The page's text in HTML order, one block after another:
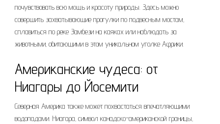
почувствовать всю мощь и красоту природы. Здесь можно
совершить захватывающие прогулки по подвесным мостам‚
сплавиться по реке Замбези на каяках или наблюдать за
животными‚ обитающими в этом уникальном уголке Африки.
Американские чудеса: от
Ниагары до Йосемити
Северная Америка также может похвастаться впечатляющими
водопадами. Ниагара‚ символ канадско-американской границы‚